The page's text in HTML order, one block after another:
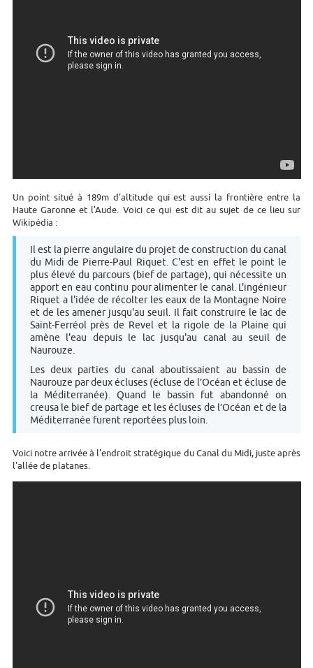
Un point situé à 189m d'altitude qui est aussi la frontière entre la
Haute Garonne et l'Aude. Voici ce qui est dit au sujet de ce lieu sur
Wikipédia :
Il est la pierre angulaire du projet de construction du canal
du Midi de Pierre-Paul Riquet. C'est en effet le point le
plus élevé du parcours (bief de partage), qui nécessite un
apport en eau continu pour alimenter le canal. L'ingénieur
Riquet a l'idée de récolter les eaux de la Montagne Noire
et de les amener jusqu'au seuil. Il fait construire le lac de
Saint-Ferréol près de Revel et la rigole de la Plaine qui
amène l'eau depuis le lac jusqu'au canal au seuil de
Naurouze.
Les deux parties du canal aboutissaient au bassin de
Naurouze par deux écluses (écluse de l’Océan et écluse de
la Méditerranée). Quand le bassin fut abandonné on
creusa le bief de partage et les écluses de l’Océan et de la
Méditerranée furent reportées plus loin.
Voici notre arrivée à l'endroit stratégique du Canal du Midi, juste après
l'allée de platanes.